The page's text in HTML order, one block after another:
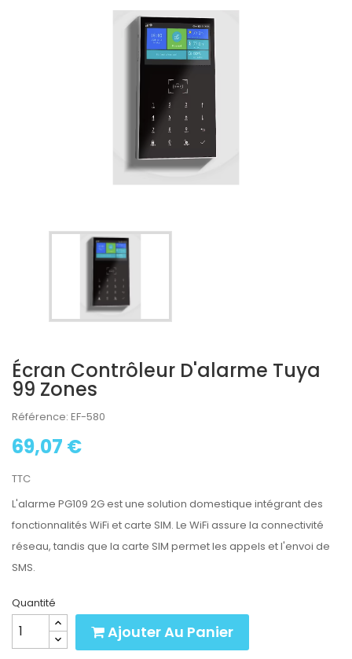
Écran Contrôleur D'alarme Tuya
99 Zones
Référence: EF-580
69,07 €
TTC
L'alarme PG109 2G est une solution domestique intégrant des
fonctionnalités WiFi et carte SIM. Le WiFi assure la connectivité
réseau, tandis que la carte SIM permet les appels et l'envoi de
SMS.
Quantité
Ajouter Au Panier